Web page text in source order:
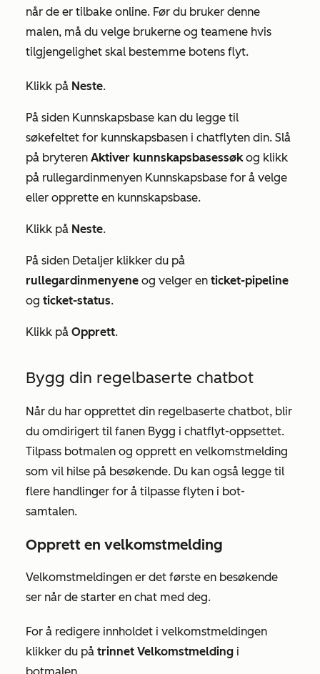
når de er tilbake online. Før du bruker denne
malen, må du velge brukerne og teamene hvis
tilgjengelighet skal bestemme botens flyt.
Klikk på Neste.
På siden Kunnskapsbase kan du legge til
søkefeltet for kunnskapsbasen i chatflyten din. Slå
på bryteren Aktiver kunnskapsbasessøkog klikk
på rullegardinmenyen Kunnskapsbase for å velge
eller opprette en kunnskapsbase.
Klikk på Neste.
På siden Detaljer klikker du på
rullegardinmenyene og velger en ticket-pipeline
og ticket-status.
Klikk på Opprett.
Bygg din regelbaserte chatbot
Når du har opprettet din regelbaserte chatbot, blir
du omdirigert til fanen Bygg i chatflyt-oppsettet.
Tilpass botmalen og opprett en velkomstmelding
som vil hilse på besøkende. Du kan også legge til
flere handlinger for å tilpasse flyten i bot-
samtalen.
Opprett en velkomstmelding
Velkomstmeldingen er det første en besøkende
ser når de starter en chat med deg.
For å redigere innholdet i velkomstmeldingen
klikker du på trinnet Velkomstmelding i